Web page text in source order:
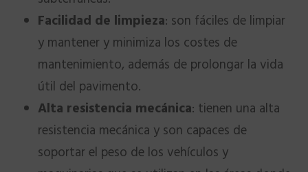
Facilidad de limpieza: son fáciles de limpiar
y mantener y minimiza los costes de
mantenimiento, además de prolongar la vida
útil del pavimento.
Alta resistencia mecánica: tienen una alta
resistencia mecánica y son capaces de
soportar el peso de los vehículos y